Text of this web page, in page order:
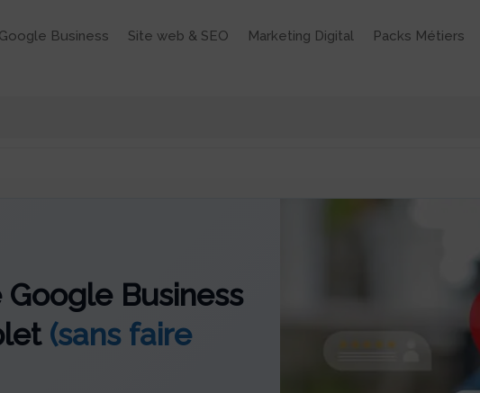
Google Business Site web & SEO Marketing Digital Packs Métiers
Business
(sans faire